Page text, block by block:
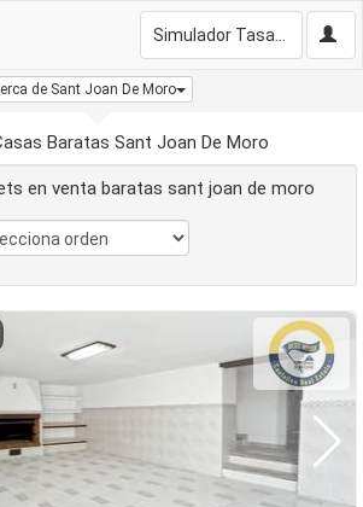
de Sant Joan De Moro
Baratas Sant Joan De Moro
en venta baratas sant joan de moro